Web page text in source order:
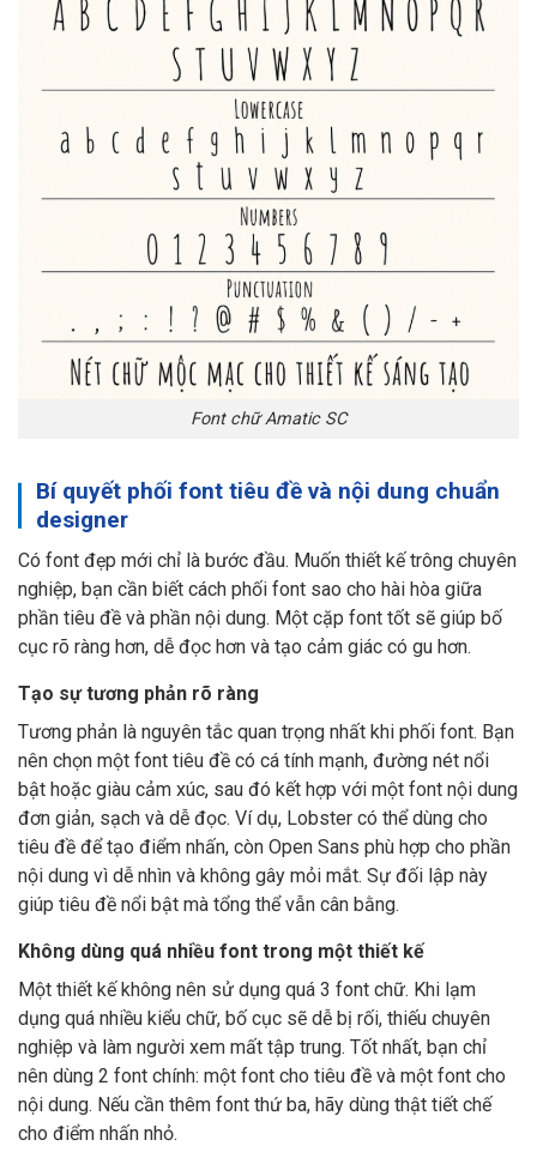
Font chữ Amatic SC
Bí quyết phối font tiêu đề và nội dung chuẩn
designer
Có font đẹp mới chỉ là bước đầu. Muốn thiết kế trông chuyên
nghiệp, bạn cần biết cách phối font sao cho hài hòa giữa
phần tiêu đề và phần nội dung. Một cặp font tốt sẽ giúp bố
cục rõ ràng hơn, dễ đọc hơn và tạo cảm giác có gu hơn.
Tạo sự tương phản rõ ràng
Tương phản là nguyên tắc quan trọng nhất khi phối font. Bạn
nên chọn một font tiêu đề có cá tính mạnh, đường nét nổi
bật hoặc giàu cảm xúc, sau đó kết hợp với một font nội dung
đơn giản, sạch và dễ đọc. Ví dụ, Lobster có thể dùng cho
tiêu đề để tạo điểm nhấn, còn Open Sans phù hợp cho phần
nội dung vì dễ nhìn và không gây mỏi mắt. Sự đối lập này
giúp tiêu đề nổi bật mà tổng thể vẫn cân bằng.
Không dùng quá nhiều font trong một thiết kế
Một thiết kế không nên sử dụng quá 3 font chữ. Khi lạm
dụng quá nhiều kiểu chữ, bố cục sẽ dễ bị rối, thiếu chuyên
nghiệp và làm người xem mất tập trung. Tốt nhất, bạn chỉ
nên dùng 2 font chính: một font cho tiêu đề và một font cho
nội dung. Nếu cần thêm font thứ ba, hãy dùng thật tiết chế
cho điểm nhấn nhỏ.